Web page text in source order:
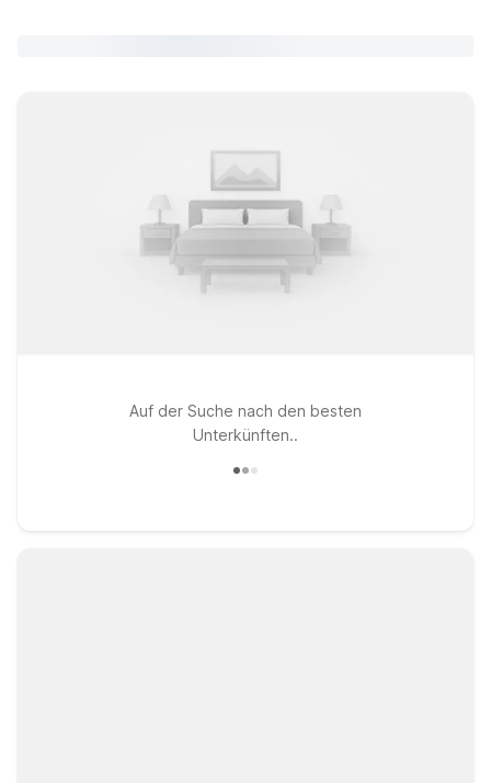
Auf der Suche nach den besten
Unterkünften..